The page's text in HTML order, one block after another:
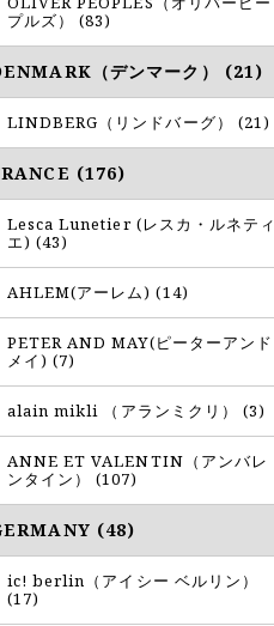
プルズ） (83)
（デンマーク） (21)
LINDBERG（リンドバーグ） (21)
(176)
Lesca Lunetier (レスカ・ルネティ
エ) (43)
AHLEM(アーレム) (14)
PETER AND MAY(ピーターアンド
メイ) (7)
alain mikli （アランミクリ） (3)
ANNE ET VALENTIN（アンバレ
ンタイン） (107)
(48)
ic! berlin（アイシー ベルリン）
(17)